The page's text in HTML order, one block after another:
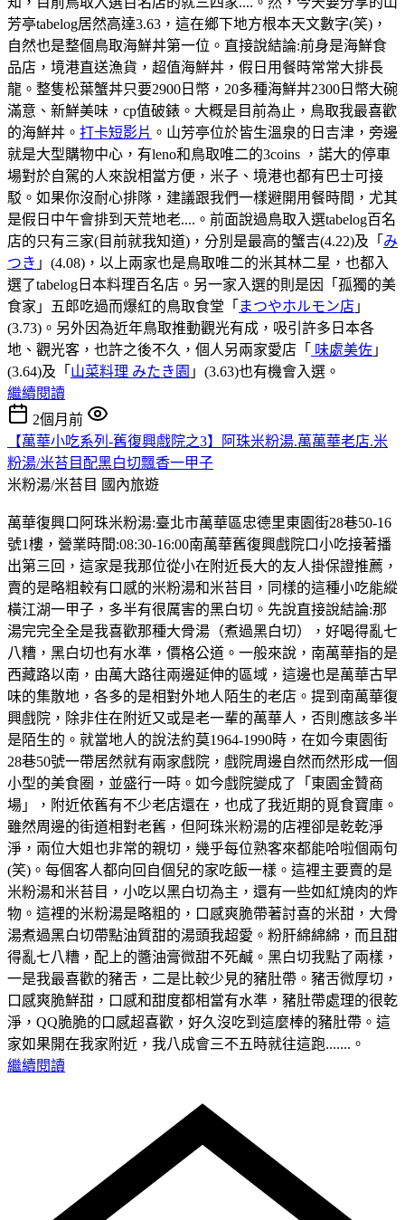
芳亭tabelog居然高達3.63，這在鄉下地方根本天文數字(笑)，
自然也是整個鳥取海鮮丼第一位。直接說結論:前身是海鮮食
品店，境港直送漁貨，超值海鮮丼，假日用餐時常常大排長
龍。整隻松葉蟹丼只要2900日幣，20多種海鮮丼2300日幣大碗
滿意、新鮮美味，cp值破錶。大概是目前為止，鳥取我最喜歡
的海鮮丼。 打卡短影片 。山芳亭位於皆生溫泉的日吉津，旁邊
就是大型購物中心，有leno和鳥取唯二的3coins ，諾大的停車
場對於自駕的人來說相當方便，米子、境港也都有巴士可接
駁。如果你沒耐心排隊，建議跟我們一樣避開用餐時間，尤其
是假日中午會排到天荒地老....。前面說過鳥取入選tabelog百名
店的只有三家(目前就我知道)，分別是最高的蟹吉(4.22)及「 み
つき 」(4.08)，以上兩家也是鳥取唯二的米其林二星，也都入
選了tabelog日本料理百名店。另一家入選的則是因「孤獨的美
食家」五郎吃過而爆紅的鳥取食堂「 まつやホルモン店 」
(3.73)。另外因為近年鳥取推動觀光有成，吸引許多日本各
地、觀光客，也許之後不久，個人另兩家愛店「 味處美佐 」
(3.64)及「 山菜料理 みたき園 」(3.63)也有機會入選。
繼續閱讀
2個月前
【萬華小吃系列-舊復興戲院之3】阿珠米粉湯.萬萬華老店.米
粉湯/米苔目配黑白切飄香一甲子
米粉湯/米苔目 國內旅遊
萬華復興口阿珠米粉湯:臺北市萬華區忠德里東園街28巷50-16
號1樓，營業時間:08:30-16:00南萬華舊復興戲院口小吃接著播
出第三回，這家是我那位從小在附近長大的友人掛保證推薦，
賣的是略粗較有口感的米粉湯和米苔目，同樣的這種小吃能縱
橫江湖一甲子，多半有很厲害的黑白切。先說直接說結論:那
湯完完全全是我喜歡那種大骨湯（煮過黑白切），好喝得亂七
八糟，黑白切也有水準，價格公道。一般來說，南萬華指的是
西藏路以南，由萬大路往兩邊延伸的區域，這邊也是萬華古早
味的集散地，各多的是相對外地人陌生的老店。提到南萬華復
興戲院，除非住在附近又或是老一輩的萬華人，否則應該多半
是陌生的。就當地人的說法約莫1964-1990時，在如今東園街
28巷50號一帶居然就有兩家戲院，戲院周邊自然而然形成一個
小型的美食圈，並盛行一時。如今戲院變成了「東園金贊商
場」，附近依舊有不少老店還在，也成了我近期的覓食寶庫。
雖然周邊的街道相對老舊，但阿珠米粉湯的店裡卻是乾乾淨
淨，兩位大姐也非常的親切，幾乎每位熟客來都能哈啦個兩句
(笑)。每個客人都向回自個兒的家吃飯一樣。這裡主要賣的是
米粉湯和米苔目，小吃以黑白切為主，還有一些如紅燒肉的炸
物。這裡的米粉湯是略粗的，口感爽脆帶著討喜的米甜，大骨
湯煮過黑白切帶點油質甜的湯頭我超愛。粉肝綿綿綿，而且甜
得亂七八糟，配上的醬油膏微甜不死鹹。黑白切我點了兩樣，
一是我最喜歡的豬舌，二是比較少見的豬肚帶。豬舌微厚切，
口感爽脆鮮甜，口感和甜度都相當有水準，豬肚帶處理的很乾
淨，QQ脆脆的口感超喜歡，好久沒吃到這麼棒的豬肚帶。這
家如果開在我家附近，我八成會三不五時就往這跑.......。
繼續閱讀